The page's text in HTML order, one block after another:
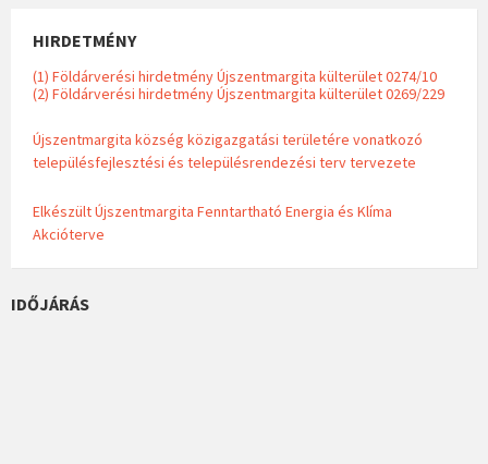
HIRDETMÉNY
(1) Földárverési hirdetmény Újszentmargita külterület 0274/10
(2) Földárverési hirdetmény Újszentmargita külterület 0269/229
Újszentmargita község közigazgatási területére vonatkozó
településfejlesztési és településrendezési terv tervezete
Elkészült Újszentmargita Fenntartható Energia és Klíma
Akcióterve
IDŐJÁRÁS